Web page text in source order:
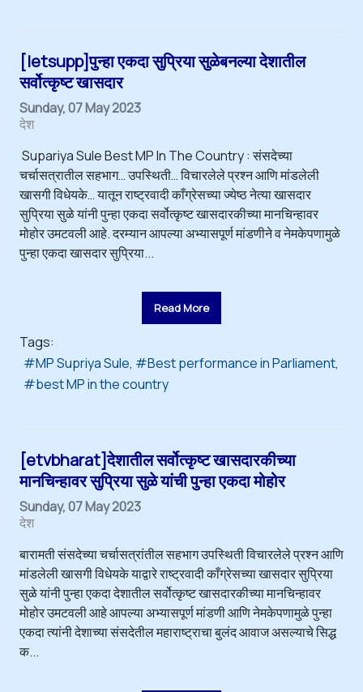
[letsupp]पुन्हा एकदा सुप्रिया सुळेबनल्या देशातील
सर्वोत्कृष्ट खासदार
Sunday, 07 May 2023
देश
Supariya Sule Best MP In The Country : संसदेच्या
चर्चासत्रातील सहभाग… उपस्थिती… विचारलेले प्रश्न आणि मांडलेली
खासगी विधेयके… यातून राष्ट्रवादी काँग्रेसच्या ज्येष्ठ नेत्या खासदार
सुप्रिया सुळे यांनी पुन्हा एकदा सर्वोत्कृष्ट खासदारकीच्या मानचिन्हावर
मोहोर उमटवली आहे. दरम्यान आपल्या अभ्यासपूर्ण मांडणीने व नेमकेपणामुळे
पुन्हा एकदा खासदार सुप्रिया...
Read More
Tags:
MP Supriya Sule
Best performance in Parliament
best MP in the country
[etvbharat]देशातील सर्वोत्कृष्ट खासदारकीच्या
मानचिन्हावर सुप्रिया सुळे यांची पुन्हा एकदा मोहोर
Sunday, 07 May 2023
देश
बारामती संसदेच्या चर्चासत्रांतील सहभाग उपस्थिती विचारलेले प्रश्न आणि
मांडलेली खासगी विधेयके याद्वारे राष्ट्रवादी काँग्रेसच्या खासदार सुप्रिया
सुळे यांनी पुन्हा एकदा देशातील सर्वोत्कृष्ट खासदारकीच्या मानचिन्हावर
मोहोर उमटवली आहे आपल्या अभ्यासपूर्ण मांडणी आणि नेमकेपणामुळे पुन्हा
एकदा त्यांनी देशाच्या संसदेतील महाराष्ट्राचा बुलंद आवाज असल्याचे सिद्ध
क...